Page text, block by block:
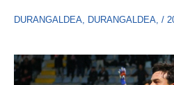
DURANGALDEA DURANGALDEA /